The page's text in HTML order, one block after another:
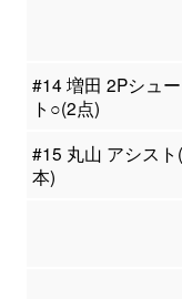
#14 増田 2Pシュー
ト○(2点)
#15 丸山 アシスト
本)